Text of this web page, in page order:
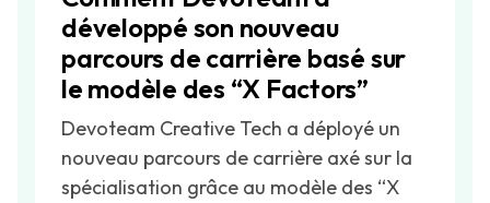
développé son nouveau
parcours de carrière basé sur
le modèle des “X Factors”
Devoteam Creative Tech a déployé un
nouveau parcours de carrière axé sur la
spécialisation grâce au modèle des “X